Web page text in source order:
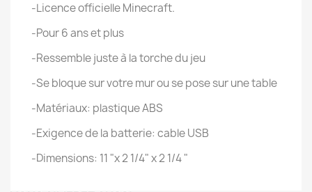
-Licence officielle Minecraft.
-Pour 6 ans et plus
-Ressemble juste à la torche du jeu
-Se bloque sur votre mur ou se pose sur une table
-Matériaux: plastique ABS
-Exigence de la batterie: cable USB
-Dimensions: 11 "x 2 1/4" x 2 1/4 "